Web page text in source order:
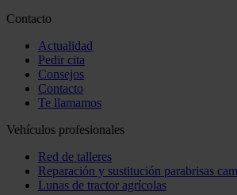
Contacto
Actualidad
Pedir cita
Consejos
Contacto
Te llamamos
Vehículos profesionales
Red de talleres
Reparación y sustitución parabrisas
Lunas de tractor agrícolas